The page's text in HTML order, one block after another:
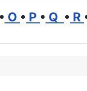
• O • P • Q • R